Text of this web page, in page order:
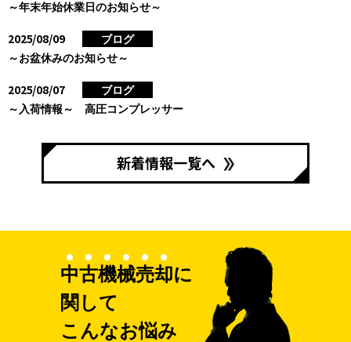
～年末年始休業日のお知らせ～
2025/08/09
ブログ
～お盆休みのお知らせ～
2025/08/07
ブログ
～入荷情報～ 高圧コンプレッサー
新着情報一覧へ
中古機械売却に
関して
こんなお悩み